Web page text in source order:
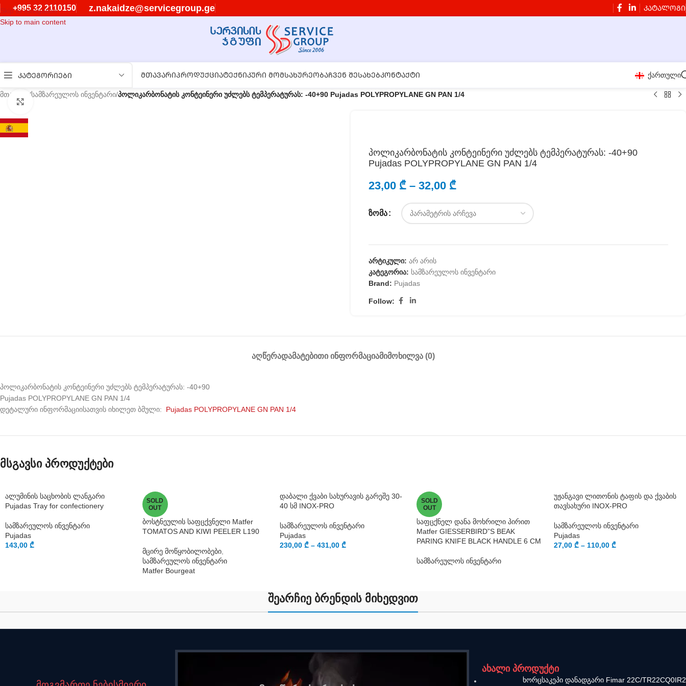
Skip to navigation
Skip to main content
+995 32 2110150 z.nakaidze@servicegroup.ge ᲙᲐᲢᲐᲚᲝᲒᲘ
ᲙᲐᲢᲔᲒᲝᲠᲘᲔᲑᲘ ᲛᲗᲐᲕᲐᲠᲘᲞᲠᲝᲓᲣᲥᲪᲘᲐᲢᲔᲥᲜᲘᲙᲣᲠᲘ ᲛᲝᲛᲡᲐᲮᲣᲠᲔᲝᲑᲐᲩᲕᲔᲜ ᲨᲔᲡᲐᲮᲔᲑᲙᲝᲜᲢᲐᲥᲢᲘ ქართული
მთავარი /სამზარეულოს ინვენტარი/პოლიკარბონატის კონტეინერი უძლებს ტემპერატურას: -40+90 Pujadas POLYPROPYLANE GN PAN 1/4
გასადიდებლად დააწკაპუნეთ
პოლიკარბონატის კონტეინერი უძლებს ტემპერატურას: -40+90
Pujadas POLYPROPYLANE GN PAN 1/4
23,00 ₾ – 32,00 ₾
ᲖᲝᲛᲐ
არტიკული: არ არის
კატეგორია: სამზარეულოს ინვენტარი
Brand: Pujadas
Follow:
ᲐᲦᲬᲔᲠᲐᲓᲐᲛᲐᲢᲔᲑᲘᲗᲘ ᲘᲜᲤᲝᲠᲛᲐᲪᲘᲐᲛᲘᲛᲝᲮᲘᲚᲕᲐ (0)
პოლიკარბონატის კონტეინერი უძლებს ტემპერატურას: -40+90
Pujadas POLYPROPYLANE GN PAN 1/4
დეტალური ინფორმაციისათვის იხილეთ ბმული: Pujadas POLYPROPYLANE GN PAN 1/4
მსგავსი პროდუქტები
ალუმინის საცხობის ლანგარი
Pujadas Tray for confectionery
სამზარეულოს ინვენტარი
Pujadas
143,00 ₾
SOLD
OUT
ბოსტნეულის საფცქვნელი Matfer
TOMATOS AND KIWI PEELER L190
მცირე მოწყობილობები,
სამზარეულოს ინვენტარი
Matfer Bourgeat
დაბალი ქვაბი სახურავის გარეშე 30-
40 სმ INOX-PRO
სამზარეულოს ინვენტარი
Pujadas
230,00 ₾ – 431,00 ₾
SOLD
OUT
საფცქნელ დანა მოხრილი პირით
Matfer GIESSERBIRD”S BEAK
PARING KNIFE BLACK HANDLE 6 CM
სამზარეულოს ინვენტარი
უჟანგავი ლითონის ტაფის და ქვაბის
თავსახური INOX-PRO
სამზარეულოს ინვენტარი
Pujadas
27,00₾ – 110,00₾
შეარჩიე ბრენდის მიხედვით
ახალი პროდუქტი
ხორცსაკეპი დანადგარი Fimar 22C/